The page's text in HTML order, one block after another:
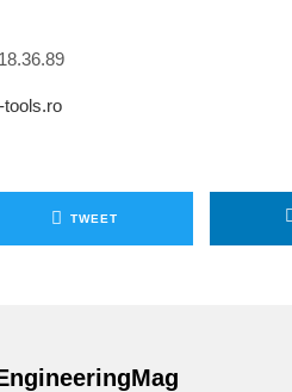
tools.ro
TWEET